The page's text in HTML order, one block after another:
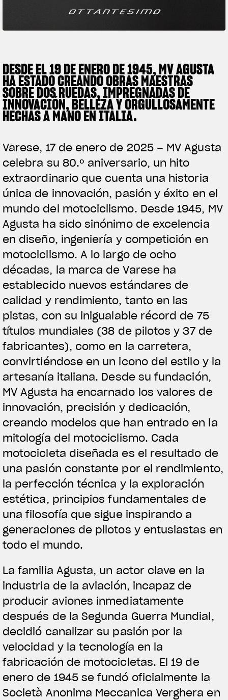
TITANIO COMING SOON
ABOUT
RUSH
SUPERVELOCE ARSHAM
INSTAGRAM
FACEBOOK
YOUTUBE
DESDE EL 19 DE ENERO DE 1945, MV AGUSTA
HA ESTADO CREANDO OBRAS MAESTRAS
SOBRE DOS RUEDAS, IMPREGNADAS DE
INNOVACIÓN, BELLEZA Y ORGULLOSAMENTE
HECHAS A MANO EN ITALIA.
Varese, 17 de enero de 2025 – MV Agusta
celebra su 80.º aniversario, un hito
extraordinario que cuenta una historia
única de innovación, pasión y éxito en el
mundo del motociclismo. Desde 1945, MV
Agusta ha sido sinónimo de excelencia
en diseño, ingeniería y competición en
motociclismo. A lo largo de ocho
décadas, la marca de Varese ha
establecido nuevos estándares de
calidad y rendimiento, tanto en las
pistas, con su inigualable récord de 75
títulos mundiales (38 de pilotos y 37 de
fabricantes), como en la carretera,
convirtiéndose en un icono del estilo y la
artesanía italiana. Desde su fundación,
MV Agusta ha encarnado los valores de
innovación, precisión y dedicación,
creando modelos que han entrado en la
mitología del motociclismo. Cada
motocicleta diseñada es el resultado de
una pasión constante por el rendimiento,
la perfección técnica y la exploración
estética, principios fundamentales de
una filosofía que sigue inspirando a
generaciones de pilotos y entusiastas en
todo el mundo.
La familia Agusta, un actor clave en la
industria de la aviación, incapaz de
producir aviones inmediatamente
después de la Segunda Guerra Mundial,
decidió canalizar su pasión por la
velocidad y la tecnología en la
fabricación de motocicletas. El 19 de
enero de 1945 se fundó oficialmente la
Società Anonima Meccanica Verghera en